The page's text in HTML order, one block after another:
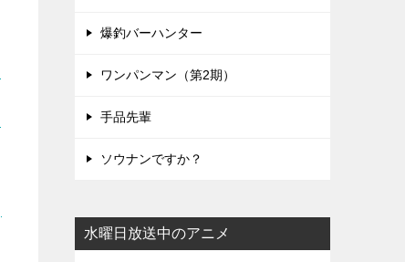
爆釣バーハンター
ワンパンマン（第2期）
手品先輩
ソウナンですか？
水曜日放送中のアニメ